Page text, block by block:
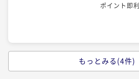
【清掃不要のお客様限定】
朝食付き 現地決済可 事前決済可
IN
ポイント即
ポイント即
【13時イン-11時アウト】22時間
もっとみる(4件)